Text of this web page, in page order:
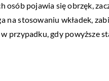
osób pojawia się obrzęk,
na stosowaniu wkładek,
przypadku, gdy powyższe